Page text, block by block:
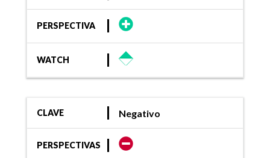
PERSPECTIVA
WATCH
CLAVE Negativo
PERSPECTIVAS